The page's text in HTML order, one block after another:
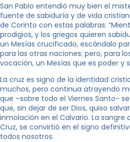
San Pablo entendió muy bien el
fuente de sabiduría y de vida
de Corinto con estas palabras:
prodigios, y los griegos quieren
un Mesías crucificado, escándalo
para las otras naciones; pero, para
vocación, un Mesías que es poder y
La cruz es signo de la identidad
muchos, pero continua atrayendo
que –sobre todo el Viernes Santo-
que, sin dejar de ser Dios, quiso
inmolación en el Calvario. La sangre
Cruz, se convirtió en el signo
todos nosotros.